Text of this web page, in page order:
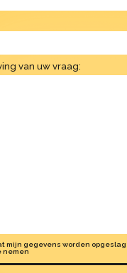
van uw vraag:
mijn gegevens worden
nemen